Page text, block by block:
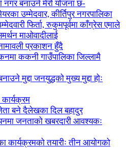
नगर बनाउने मेरो योजना छ-
उम्मेदवार, कीर्तिपुर नगरपालिका
फिर्ता, रुकुमपूर्वमा काँग्रेस एमाले
माओवादीलाई
प्रकाशन हुँदै
ककनी गाउँपालिका जिल्लामै
मुद्दा जनयुद्धको मुख्य मुद्दा होः
कार्यक्रम
बने दैलेखका दिल बहादुर
जनताको खबरदारी आवश्यकः
कार्यक्रमको तयारीः तीन आयोगको